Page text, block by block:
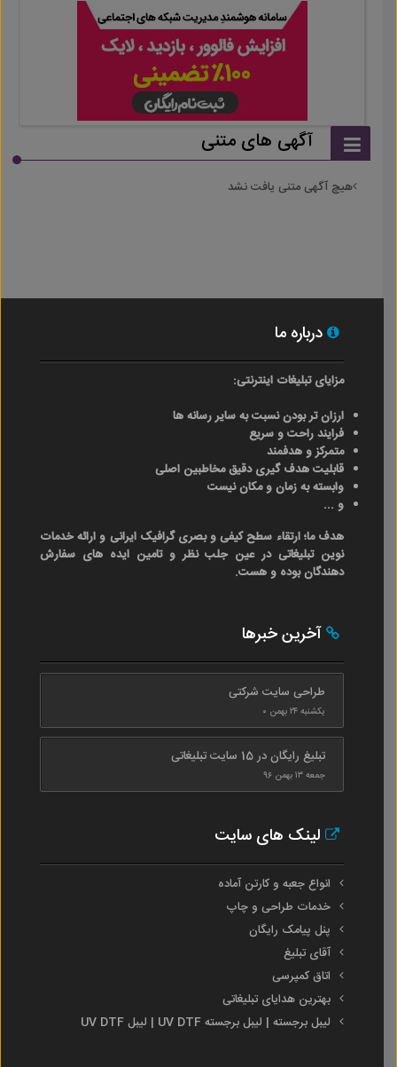
آگهی های متنی
هیچ آگهی متنی یافت نشد
درباره ما
مزایای تبلیغات اینترنتی:
ارزان تر بودن نسبت به سایر رسانه ها
فرایند راحت و سریع
متمرکز و هدفمند
قابلیت هدف گیری دقیق مخاطبین اصلی
وابسته به زمان و مکان نیست
و ...
هدف ما؛ ارتقاء سطح کیفی و بصری گرافیک ایرانی و ارائه خدمات
نوین تبلیغاتی در عین جلب نظر و تامین ایده های سفارش
دهندگان بوده و هست.
آخرین خبرها
طراحی سایت شرکتی
یکشنبه ۲۴ بهمن ۰
تبلیغ رایگان در 15 سایت تبلیغاتی
جمعه ۱۳ بهمن ۹۶
لینک های سایت
انواع جعبه و کارتن آماده
خدمات طراحی و چاپ
پنل پیامک رایگان
آقای تبلیغ
اتاق کمپرسی
بهترین هدایای تبلیغاتی
لیبل برجسته | لیبل برجسته UV DTF | لیبل UV DTF